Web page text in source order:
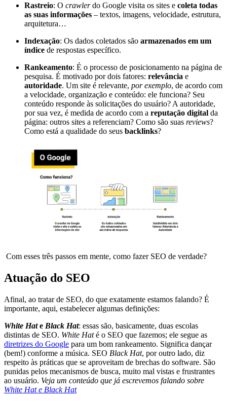
Rastreio: O crawlerdo Google visita os sites e coleta todas
as suas informações – textos, imagens, velocidade, estrutura,
arquitetura…
Indexação: Os dados coletados são armazenados em um
índice de respostas específico.
Rankeamento: É o processo de posicionamento na página de
pesquisa. É motivado por dois fatores: relevância e
autoridade. Um site é relevante, por exemplo, de acordo com
a velocidade, organização e conteúdo: ele funciona? Seu
conteúdo responde às solicitações do usuário? A autoridade,
por sua vez, é medida de acordo com a reputação digital da
página: outros sites a referenciam? Como são suas reviews?
Como está a qualidade do seus backlinks?
Com esses três passos em mente, como fazer SEO de verdade?
Atuação do SEO
Afinal, ao tratar de SEO, do que exatamente estamos falando? É
importante, aqui, estabelecer algumas definições:
White Hate Black Hat: essas são, basicamente, duas escolas
distintas de SEO. White Haté o SEO que fazemos; ele segue as
diretrizes do Google para um bom rankeamento. Significa dançar
(bem!) conforme a música. SEO Black Hat, por outro lado, diz
respeito às práticas que se aproveitam de brechas do software. São
punidas pelos mecanismos de busca, muito mal vistas e frustrantes
ao usuário. Veja um conteúdo que já escrevemos falando sobre
White Hat e Black Hat